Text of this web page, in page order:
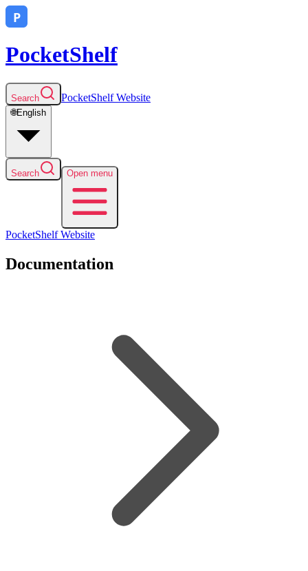
PocketShelf
Search PocketShelfWebsite
🌐English
Search Open menu
PocketShelfWebsite
Documentation